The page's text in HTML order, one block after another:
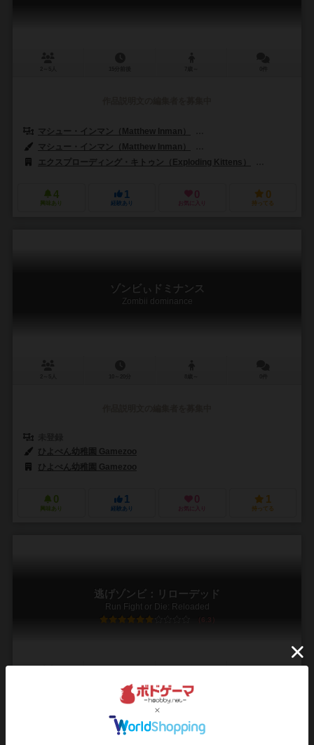
マシュー・インマン（Matthew Inman）
マシュー・インマン（Matthew Inman）
エクスプローディング・キトゥン（Exploding Kittens）
4
興味あり
1
経験あり
0
お気に入り
0
持ってる
ゾンビぃドミナンス
Zombii dominance
ひよぺん幼稚園 Gamezoo
ひよぺん幼稚園 Gamezoo
0
興味あり
1
経験あり
0
お気に入り
1
持ってる
逃げゾンビ：リローデッド
Run Fight or Die: Reloaded
6.3
次々に湧いてくるゾンビを片っ端から蹴散らして逃げまくれ！みんな
で楽しくゾンビ無双はもちろん、新たに追加されたソロプレイモード
で、１人でも楽しくゾンビ無双☆
生き残りを図る街の住民たちの1人となり、ボスゾンビの打倒を目指